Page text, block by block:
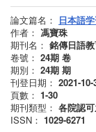
論文篇名： 日本語
作者： 馮寶珠
期刊名： 銘傳日語
卷號： 24期 卷
期別： 24期 期
刊登日期： 2021-10-
頁數： 1-30
期刊類型： 各院認
ISSN： 1029-6271